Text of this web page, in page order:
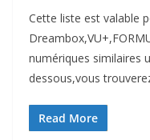
Cette liste est valable
numériques similaires
dessous,vous
Read More